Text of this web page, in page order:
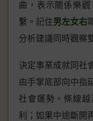
曲，表示關係樂
繫。記住男左女右
分析建議同時觀察
決定事業成就同社
由手掌底部向中指
社會運勢。條線
利；如果中途斷開